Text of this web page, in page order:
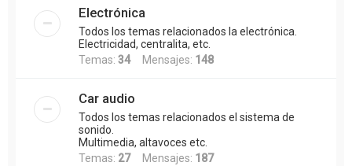
Electrónica
Todos los temas relacionados la electrónica.
Electricidad, centralita, etc.
Temas: 34Mensajes: 148
Car audio
Todos los temas relacionados el sistema de
sonido.
Multimedia, altavoces etc.
Temas: 27Mensajes: 187